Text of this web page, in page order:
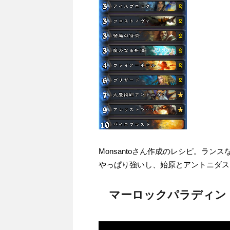
Monsantoさん作成のレシピ。ランス
やっぱり強いし、始原とアントニダ
マーロックパラディン